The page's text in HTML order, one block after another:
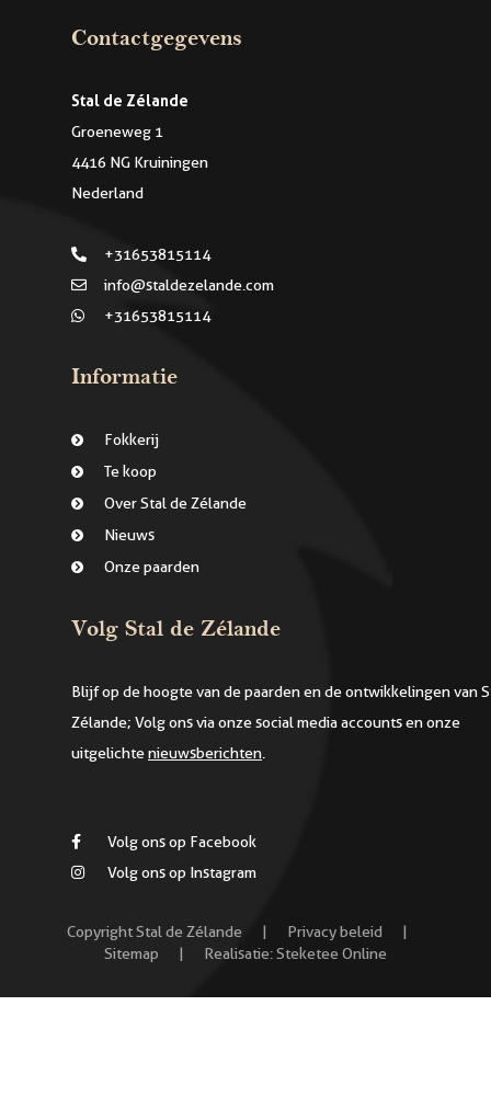
Contactgegevens
Stal de Zélande
Groeneweg 1
4416 NG Kruiningen
Nederland
+31653815114
info@staldezelande.com
+31653815114
Informatie
Fokkerij
Te koop
Over Stal de Zélande
Nieuws
Onze paarden
Volg Stal de Zélande
Blijf op de hoogte van de paarden en de ontwikkelingen van
Zélande; Volg ons via onze social media accounts en onze
uitgelichtenieuwsberichten.
Volg ons op Facebook
Volg ons op Instagram
Copyright Stal de Zélande | Privacy beleid
|
Sitemap
| Realisatie:Steketee Online